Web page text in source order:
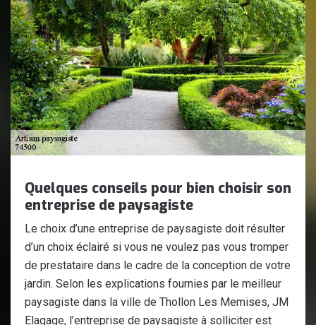
Quelques conseils pour bien choisir son
entreprise de paysagiste
Le choix d’une entreprise de paysagiste doit résulter
d’un choix éclairé si vous ne voulez pas vous tromper
de prestataire dans le cadre de la conception de votre
jardin. Selon les explications fournies par le meilleur
paysagiste dans la ville de Thollon Les Memises, JM
Elagage, l’entreprise de paysagiste à solliciter est